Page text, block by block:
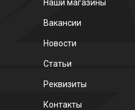
Наши магазины
Вакансии
Новости
Статьи
Реквизиты
Контакты